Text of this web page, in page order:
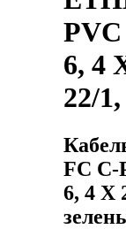
6, 4
22/
FC C-
6, 4 X